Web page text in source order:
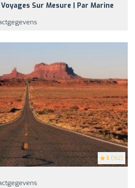
Sur Mesure | Par Marine
5 (162)